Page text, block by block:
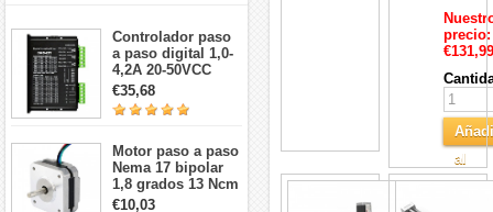
Controlador paso
a paso digital 1,0-
4,2A 20-50VCC
para motor paso a
paso Nema 17, 23,
24
€35,68
Motor paso a paso
Nema 17 bipolar
1,8 grados 13 Ncm
1A 3,5 V
€10,03
precio:
€131,99
al